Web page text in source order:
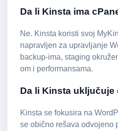
Da li Kinsta ima
Ne. Kinsta koristi svoj
napravljen za upravljanje
backup-ima, staging
om i performansama.
Da li Kinsta uključuje
Kinsta se fokusira na
se obično rešava odvojeno